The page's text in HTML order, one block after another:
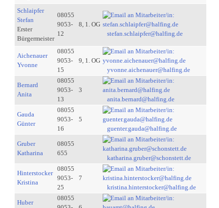
Schlaipfer
Stefan
Erster
Bürgermeister
08055
9053-
12
8, 1. OG
stefan.schlaipfer@halfing.de
Aichenauer
Yvonne
08055
9053-
15
9, 1. OG
yvonne.aichenauer@halfing.de
Bernard
Anita
08055
9053-
13
3
anita.bernard@halfing.de
Gauda
Günter
08055
9053-
16
5
guenter.gauda@halfing.de
Gruber
Katharina
08055
655
katharina.gruber@schonstett.de
Hinterstocker
Kristina
08055
9053-
25
7
kristina.hinterstocker@halfing.de
Huber
08055